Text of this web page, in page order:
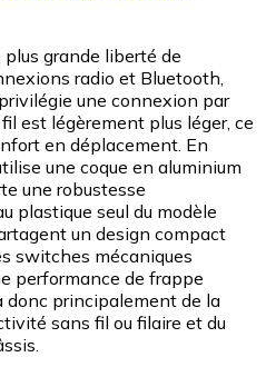
grande liberté de
radio et Bluetooth,
une connexion par
est légèrement plus léger, ce
en déplacement. En
une coque en aluminium
une robustesse
plastique seul du modèle
un design compact
switches mécaniques
performance de frappe
donc principalement de la
sans fil ou filaire et du